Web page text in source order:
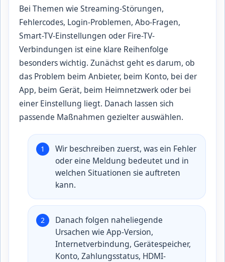
Bei Themen wie Streaming-Störungen,
Fehlercodes, Login-Problemen, Abo-Fragen,
Smart-TV-Einstellungen oder Fire-TV-
Verbindungen ist eine klare Reihenfolge
besonders wichtig. Zunächst geht es darum, ob
das Problem beim Anbieter, beim Konto, bei der
App, beim Gerät, beim Heimnetzwerk oder bei
einer Einstellung liegt. Danach lassen sich
passende Maßnahmen gezielter auswählen.
Wir beschreiben zuerst, was ein Fehler
oder eine Meldung bedeutet und in
welchen Situationen sie auftreten
kann.
Danach folgen naheliegende
Ursachen wie App-Version,
Internetverbindung, Gerätespeicher,
Konto, Zahlungsstatus, HDMI-